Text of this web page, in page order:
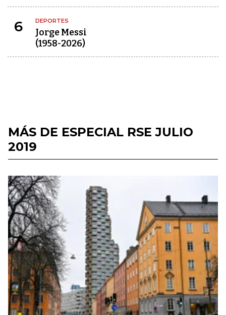
6 DEPORTES
Jorge Messi
(1958-2026)
MÁS DE ESPECIAL RSE JULIO
2019